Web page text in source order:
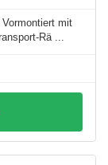
mit
Rä ...